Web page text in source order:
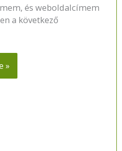
és weboldalcímem
a következő